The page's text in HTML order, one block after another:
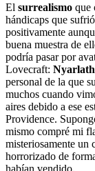
El surrealismo que
hándicaps que
positivamente
buena muestra de
podría pasar por
Lovecraft:
personal de la que
muchos cuando
aires debido a ese
Providence.
mismo compré mi
misteriosamente un
horrorizado de
habían vendido.